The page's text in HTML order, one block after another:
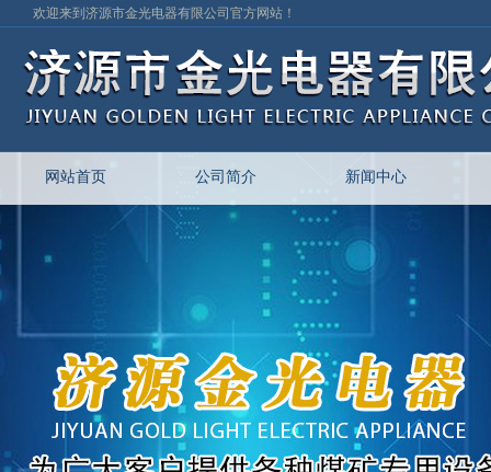
欢迎来到济源市金光电器有限公司官方网站！
网站首页 公司简介 新闻中心